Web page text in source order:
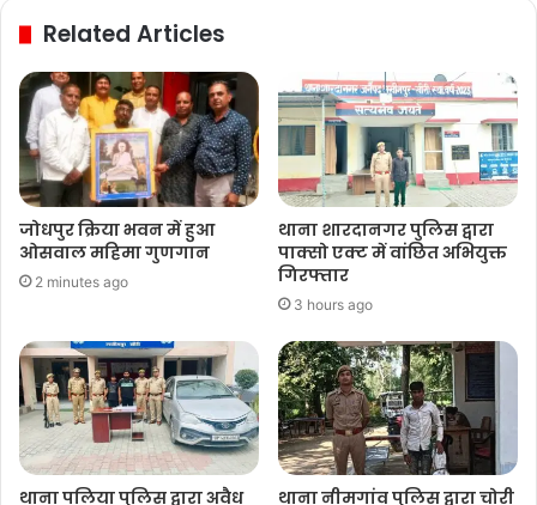
Related Articles
जोधपुर क्रिया भवन में हुआ
ओसवाल महिमा गुणगान
2 minutes ago
थाना शारदानगर पुलिस द्वारा
पाक्सो एक्ट में वांछित अभियुक्त
गिरफ्तार
3 hours ago
थाना पलिया पुलिस द्वारा अवैध
थाना नीमगांव पुलिस द्वारा चोरी